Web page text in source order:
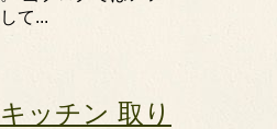
て...
ッチン 取り